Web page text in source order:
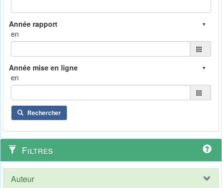
en
en
Rechercher
Filtres
Auteur